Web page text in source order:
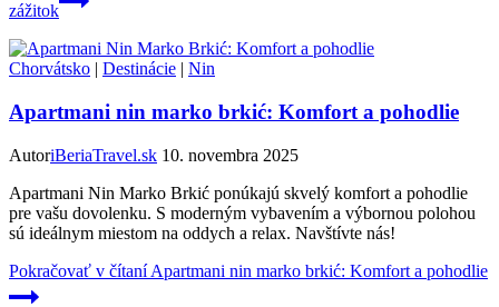
zážitok
Chorvátsko | Destinácie | Nin
Apartmani nin marko brkić: Komfort a pohodlie
AutoriBeriaTravel.sk 10. novembra 2025
Apartmani Nin Marko Brkić ponúkajú skvelý komfort a pohodlie
pre vašu dovolenku. S moderným vybavením a výbornou polohou
sú ideálnym miestom na oddych a relax. Navštívte nás!
Pokračovať v čítaníApartmani nin marko brkić: Komfort a pohodlie